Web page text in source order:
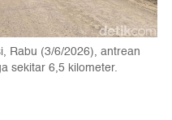
Rabu (3/6/2026), antrean
sekitar 6,5 kilometer.